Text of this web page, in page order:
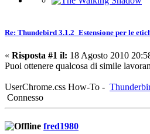
Re: Thundebird 3.1.2_Estensione per le
« Risposta #1 il: 18 Agosto 2010
Puoi ottenere qualcosa di simile
UserChrome.css How-To -
Connesso
fred1980